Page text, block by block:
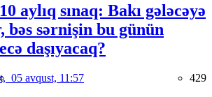
aylıq sınaq: Bakı gələcəyə
bəs sərnişin bu günün
daşıyacaq?
05 avqust, 11:57 429